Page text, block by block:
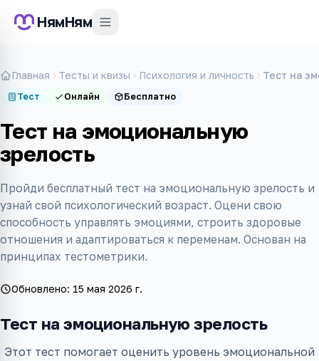
НямНям
Главная Тесты и квизы Психология и личность Тест на
Тест Онлайн Бесплатно
Тест на эмоциональную
зрелость
Пройди бесплатный тест на эмоциональную зрелость и
узнай свой психологический возраст. Оцени свою
способность управлять эмоциями, строить здоровые
отношения и адаптироваться к переменам. Основан на
принципах тестометрики.
Обновлено: 15 мая 2026 г.
Тест на эмоциональную зрелость
Этот тест помогает оценить уровень эмоциональной